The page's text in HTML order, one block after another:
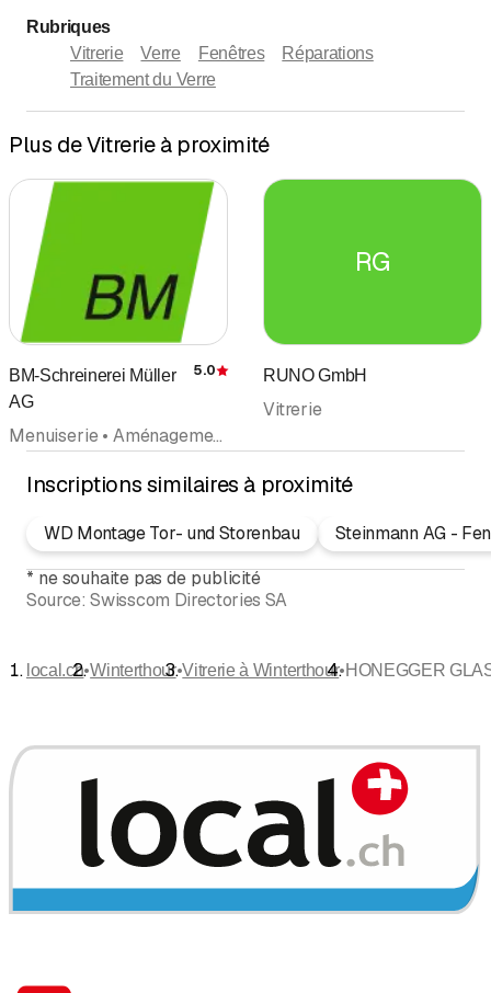
Rubriques
Vitrerie
Verre Fenêtres
Réparations
Traitement du Verre
Plus de Vitrerie à proximité
BM-Schreinerei Müller
AG
Évaluation
5.0
Menuiserie • Aménagements d'intérieurs • Construction de cuisines et expositions de cuisines • Construction de Cuisines • Vitrerie • Rénovation • Réparations
RG
RUNO GmbH
Vitrerie
Inscriptions similaires à proximité
WD Montage Tor- und Storenbau
Steinmann AG -
* ne souhaite pas de publicité
Source: Swisscom Directories SA
local.ch•Winterthour•Vitrerie à Winterthour•HONEGGER